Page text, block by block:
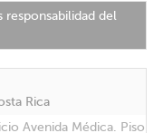
responsabilidad del
Rica
Avenida Médica. Piso